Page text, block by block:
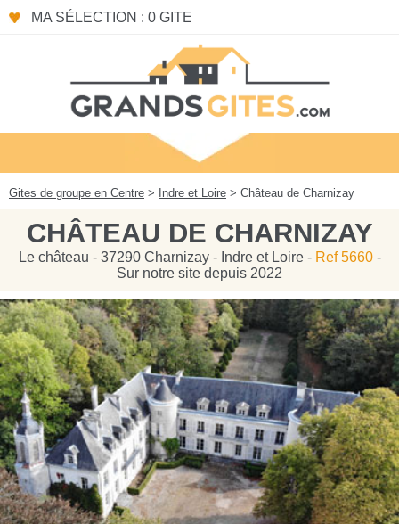
MA SÉLECTION : 0 GITE
Gites de groupe en Centre > Indre et Loire > Château de Charnizay
CHÂTEAU DE CHARNIZAY
Le château - 37290 Charnizay - Indre et Loire - Ref 5660-
Sur notre site depuis 2022
Panneau de gestion des cookies